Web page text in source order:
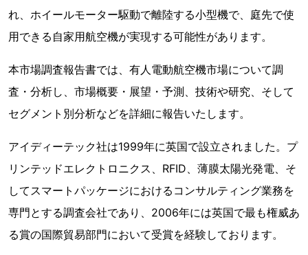
れ、ホイールモーター駆動で離陸する小型機で、庭先で使
用できる自家用航空機が実現する可能性があります。
本市場調査報告書では、有人電動航空機市場について調
査・分析し、市場概要・展望・予測、技術や研究、そして
セグメント別分析などを詳細に報告いたします。
アイディーテック社は1999年に英国で設立されました。プ
リンテッドエレクトロニクス、RFID、薄膜太陽光発電、そ
してスマートパッケージにおけるコンサルティング業務を
専門とする調査会社であり、2006年には英国で最も権威あ
る賞の国際貿易部門において受賞を経験しております。